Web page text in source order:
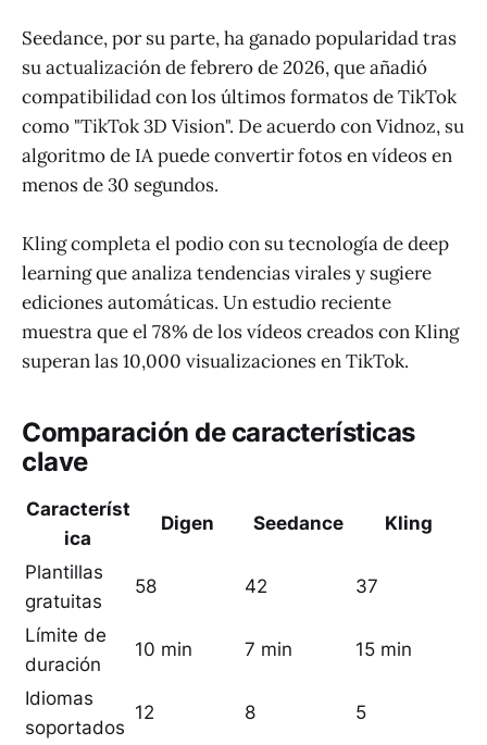
Seedance, por su parte, ha ganado popularidad tras
su actualización de febrero de 2026, que añadió
compatibilidad con los últimos formatos de TikTok
como "TikTok 3D Vision". De acuerdo con Vidnoz, su
algoritmo de IA puede convertir fotos en vídeos en
menos de 30 segundos.
Kling completa el podio con su tecnología de deep
learning que analiza tendencias virales y sugiere
ediciones automáticas. Un estudio reciente
muestra que el 78% de los vídeos creados con Kling
superan las 10,000 visualizaciones en TikTok.
Comparación de características
clave
Característ
ica
Digen Seedance Kling
Plantillas
gratuitas
58 42 37
Límite de
duración
10 min 7 min 15 min
Idiomas
soportados
12 8 5